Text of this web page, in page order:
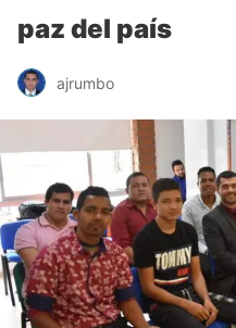
paz del país
ajrumbo